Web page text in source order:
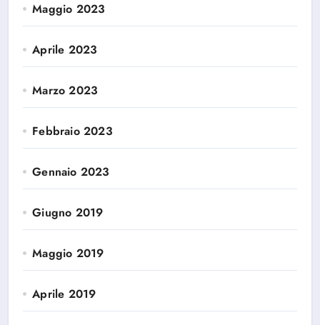
Maggio 2023
Aprile 2023
Marzo 2023
Febbraio 2023
Gennaio 2023
Giugno 2019
Maggio 2019
Aprile 2019